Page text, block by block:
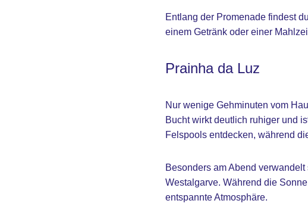
Entlang der Promenade findest
einem Getränk oder einer
Prainha da Luz
Nur wenige Gehminuten vom
Bucht wirkt deutlich ruhiger und
Felspools entdecken, während
Besonders am Abend
Westalgarve. Während die
entspannte Atmosphäre.